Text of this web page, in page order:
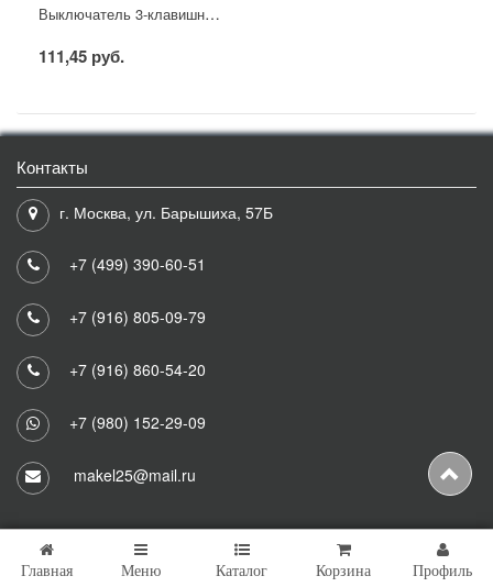
Выключатель 3-клавишный ВС10-3-0-ВБ 10А ВЕГА белый IEK
111,45 руб.
Контакты
г. Москва, ул. Барышиха, 57Б
+7 (499) 390-60-51
+7 (916) 805-09-79
+7 (916) 860-54-20
+7 (980) 152-29-09
makel25@mail.ru
Copyright © 2026 Makel25 Все права защищены.
Главная Меню Каталог Корзина Профиль